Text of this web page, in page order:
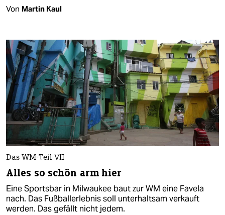
Von Martin Kaul
Das WM-Teil VII
Alles so schön arm hier
Eine Sportsbar in Milwaukee baut zur WM eine Favela
nach. Das Fußballerlebnis soll unterhaltsam verkauft
werden. Das gefällt nicht jedem.